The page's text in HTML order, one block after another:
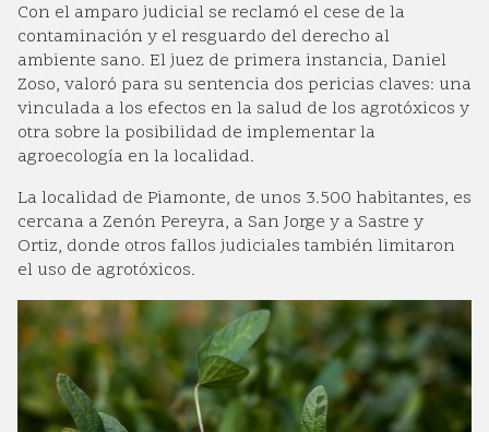
Con el amparo judicial se reclamó el cese de la
contaminación y el resguardo del derecho al
ambiente sano. El juez de primera instancia, Daniel
Zoso, valoró para su sentencia dos pericias claves: una
vinculada a los efectos en la salud de los agrotóxicos y
otra sobre la posibilidad de implementar la
agroecología en la localidad.
La localidad de Piamonte, de unos 3.500 habitantes, es
cercana a Zenón Pereyra, a San Jorge y a Sastre y
Ortiz, donde otros fallos judiciales también limitaron
el uso de agrotóxicos.